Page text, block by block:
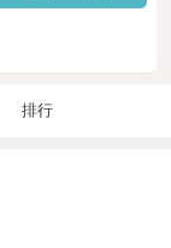
排行